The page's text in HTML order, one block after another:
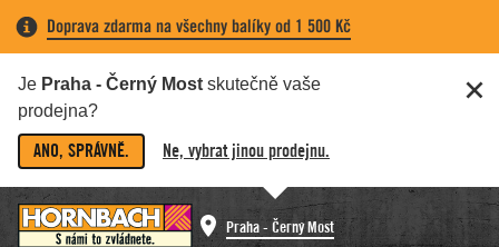
Doprava zdarma na všechny balíky od 1 500 Kč
Je Praha - Černý Most skutečně vaše
prodejna?
ANO, SPRÁVNĚ. Ne, vybrat jinou prodejnu.
Praha - Černý Most